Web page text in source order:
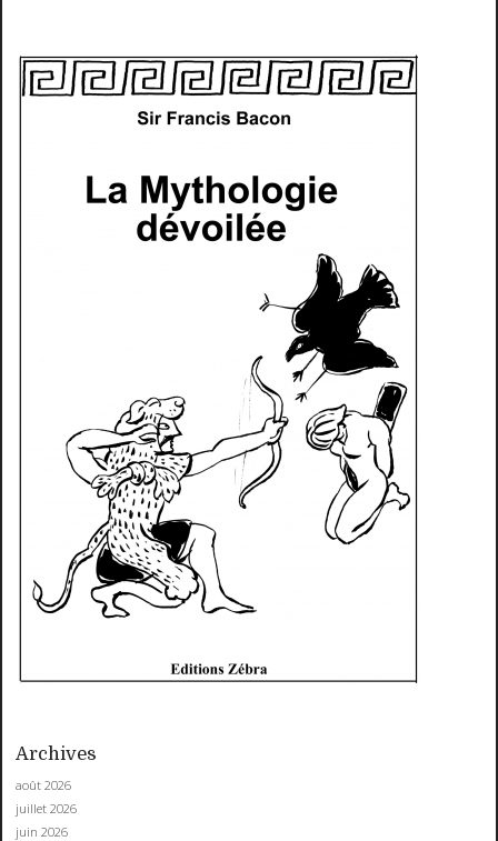
Archives
août 2026
juillet 2026
juin 2026